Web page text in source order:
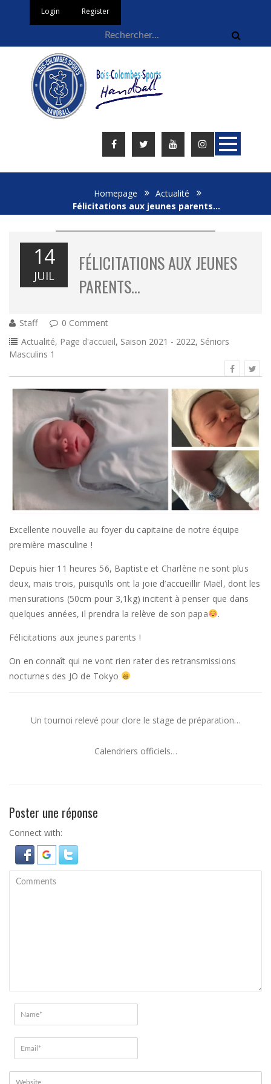
Login Register
Homepage
Actualité
Félicitations aux jeunes parents…
14
JUIL
FÉLICITATIONS AUX JEUNES
PARENTS…
Staff
0 Comment
Actualité, Page d'accueil, Saison 2021 - 2022, Séniors
Masculins 1
Excellente nouvelle au foyer du capitaine de notre équipe
première masculine !
Depuis hier 11 heures 56, Baptiste et Charlène ne sont plus
deux, mais trois, puisqu’ils ont la joie d’accueillir Maël, dont les
mensurations (50cm pour 3,1kg) incitent à penser que dans
quelques années, il prendra la relève de son papa
.
Félicitations aux jeunes parents !
On en connaît qui ne vont rien rater des retransmissions
nocturnes des JO de Tokyo
Un tournoi relevé pour clore le stage de préparation…
Calendriers officiels…
Poster une réponse
Connect with: